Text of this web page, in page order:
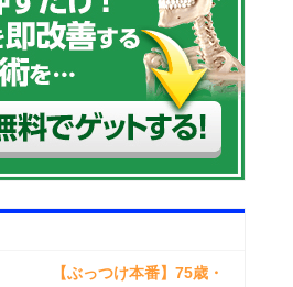
【ぶっつけ本番】75歳・